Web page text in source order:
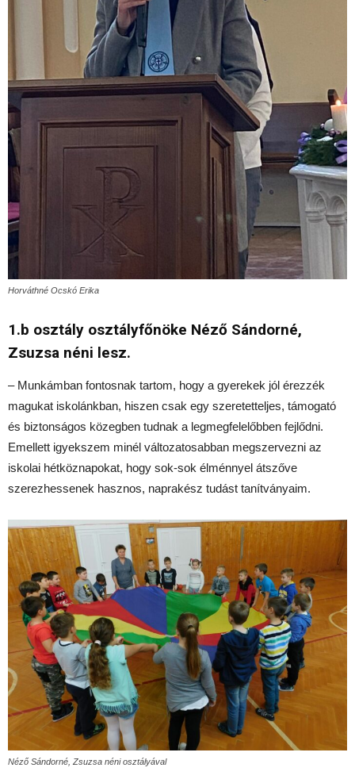
Horváthné Ocskó Erika
1.b osztály osztályfőnöke Néző Sándorné,
Zsuzsa néni lesz.
– Munkámban fontosnak tartom, hogy a gyerekek jól érezzék
magukat iskolánkban, hiszen csak egy szeretetteljes, támogató
és biztonságos közegben tudnak a legmegfelelőbben fejlődni.
Emellett igyekszem minél változatosabban megszervezni az
iskolai hétköznapokat, hogy sok-sok élménnyel átszőve
szerezhessenek hasznos, naprakész tudást tanítványaim.
Néző Sándorné, Zsuzsa néni osztályával